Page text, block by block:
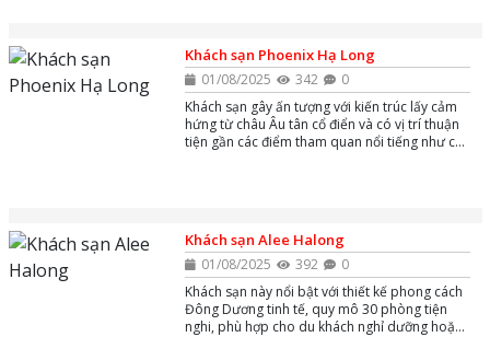
Khách sạn Phoenix Hạ Long
01/08/2025 342
0
Khách sạn gây ấn tượng với kiến trúc lấy cảm
hứng từ châu Âu tân cổ điển và có vị trí thuận
tiện gần các điểm tham quan nổi tiếng như chợ
Khách sạn Alee Halong
01/08/2025 392
0
Khách sạn này nổi bật với thiết kế phong cách
Đông Dương tinh tế, quy mô 30 phòng tiện
nghi, phù hợp cho du khách nghỉ dưỡng hoặc